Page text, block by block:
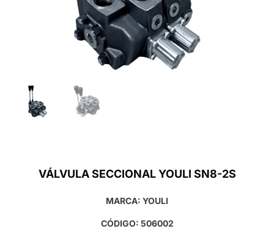
VÁLVULA SECCIONAL YOULI SN8-2S
MARCA: YOULI
CÓDIGO: 506002